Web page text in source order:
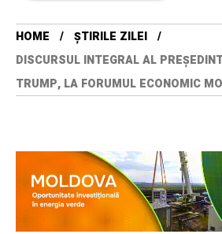
HOME
ȘTIRILE ZILEI
DISCURSUL INTEGRAL AL
TRUMP, LA FORUMUL ECONOMIC